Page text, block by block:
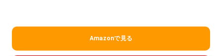
Amazonで見る